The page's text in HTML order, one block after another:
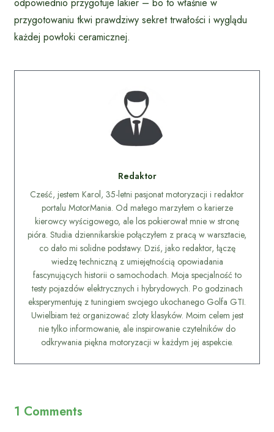
odpowiednio przygotuje lakier – bo to właśnie w
przygotowaniu tkwi prawdziwy sekret trwałości i wyglądu
każdej powłoki ceramicznej.
Redaktor
Cześć, jestem Karol, 35-letni pasjonat motoryzacji i redaktor
portalu MotorMania. Od małego marzyłem o karierze
kierowcy wyścigowego, ale los pokierował mnie w stronę
pióra. Studia dziennikarskie połączyłem z pracą w warsztacie,
co dało mi solidne podstawy. Dziś, jako redaktor, łączę
wiedzę techniczną z umiejętnością opowiadania
fascynujących historii o samochodach. Moja specjalność to
testy pojazdów elektrycznych i hybrydowych. Po godzinach
eksperymentuję z tuningiem swojego ukochanego Golfa GTI.
Uwielbiam też organizować zloty klasyków. Moim celem jest
nie tylko informowanie, ale inspirowanie czytelników do
odkrywania piękna motoryzacji w każdym jej aspekcie.
1 Comments